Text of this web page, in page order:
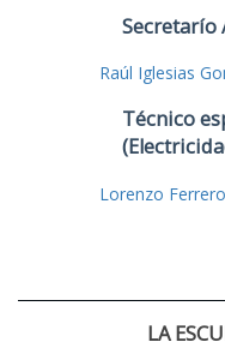
Raúl Iglesias
Técnico
Lorenzo
LA